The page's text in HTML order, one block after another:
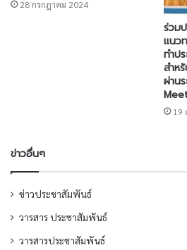
28 กรกฎาคม 2024
ร่วม
แนว
ทำป
สำห
ผ่าน
19
ข่าวอื่นๆ
ข่าวประชาสัมพันธ์
วารสาร ประชาสัมพันธ์
วารสารประชาสัมพันธ์